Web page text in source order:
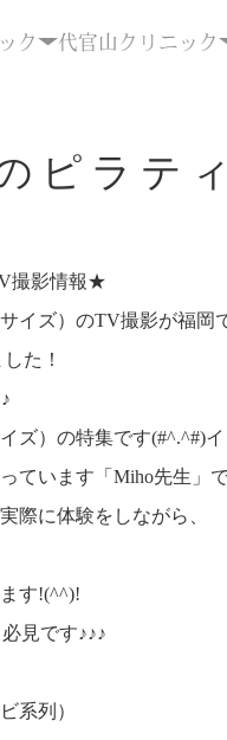
ク 代官山クリニック
ピラテ
撮影情報★
イズ）のTV撮影が福岡
た！
ズ）の特集です(#^.^#)イ
ています「Miho先生」
際に体験をしながら、
す!(^^)!
見です♪♪♪
系列）